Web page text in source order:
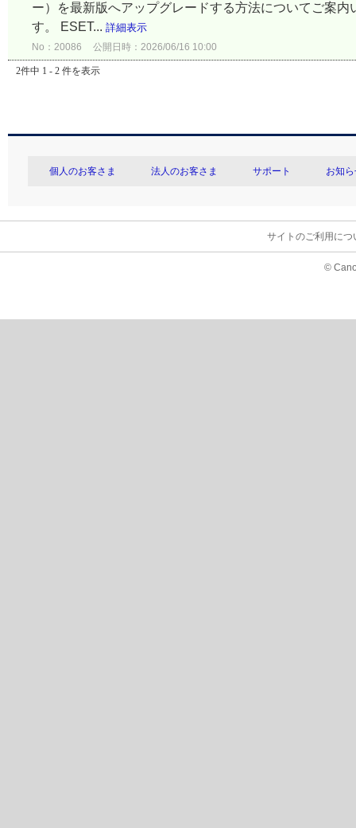
ー）を最新版へアップグレードする方法についてご案
す。 ESET... 詳細表示
No：20086 公開日時：2026/06/16 10:00
2件中 1 - 2 件を表示
個人のお客さま 法人のお客さま サポート お知
サイトのご利用につ
©